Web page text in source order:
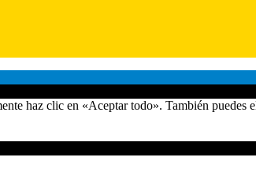
haz clic en «Aceptar todo». También puedes